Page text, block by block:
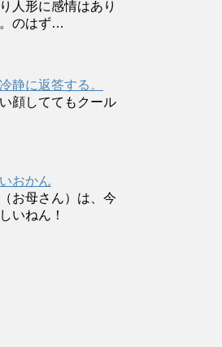
人形に感情はあり
のはず…
静に返答する。
顔しててもクール
おかん
お母さん）は、今
いねん！